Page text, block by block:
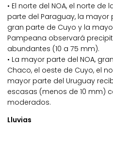
• El norte del NOA, el norte de
parte del Paraguay, la
gran parte de Cuyo y la
Pampeana observará
abundantes (10 a 75 mm).
• La mayor parte del NOA,
Chaco, el oeste de Cuyo, el
mayor parte del Uruguay
escasas (menos de 10 mm)
moderados.
Lluvias